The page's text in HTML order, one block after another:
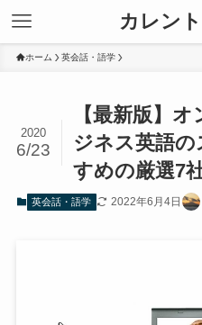
カレン
ホーム 英会話・語学
【最新版】
ジネス英語
すめの厳選7
2020
6/23
英会話・語学 2022年6月4日